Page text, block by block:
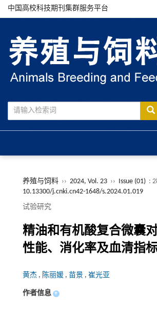
中国高校科技期刊集群服务平台
养殖与饲料 ›› 2024, Vol. 23 ›› Issue (01) :
10.13300/j.cnki.cn42-1648/s.2024.01.019
试验研究
精油和有机酸复合微囊
性能、消化率及血清指
黄杰 , 陈丽媛 , 苗景 , 崔光亚
作者信息 +